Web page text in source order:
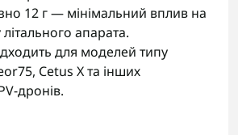
12 г — мінімальний вплив на
апарата.
для моделей типу
Cetus X та інших
дронів.